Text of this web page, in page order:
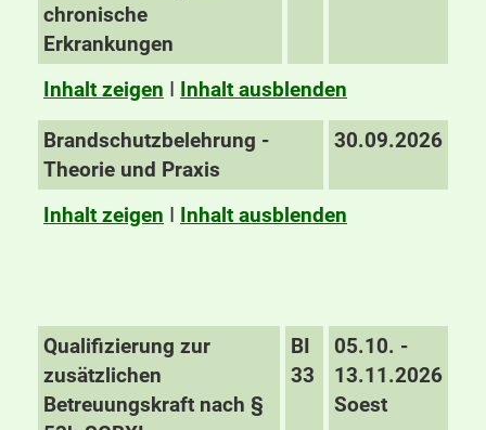
chronische
Erkrankungen
Inhalt zeigen I Inhalt ausblenden
Brandschutzbelehrung -
Theorie und Praxis
30.09.2026
Inhalt zeigen I Inhalt ausblenden
Qualifizierung zur
zusätzlichen
Betreuungskraft nach §
BI
33
05.10. -
13.11.2026
Soest